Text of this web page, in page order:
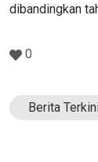
dibandingkan
0
Berita